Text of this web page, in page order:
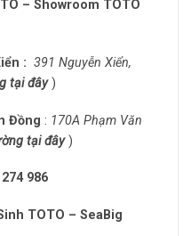
– Showroom TOTO
: 391 Nguyễn Xiển,
tại đây)
Đồng : 170A Phạm Văn
tại đây)
986
TOTO – SeaBig